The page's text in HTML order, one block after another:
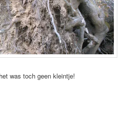
was toch geen kleintje!